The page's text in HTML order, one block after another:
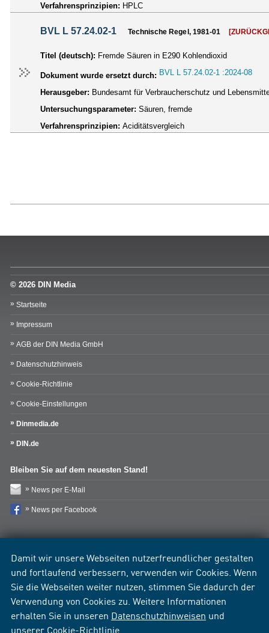
Damit wir unsere Webseiten nutzerfreundlicher gestalten
und fortlaufend verbessern, verwenden wir Cookies. Wenn
Sie die Webseiten weiter nutzen, stimmen Sie dadurch der
Verwendung von Cookies zu. Weitere Informationen
erhalten Sie in unseren Datenschutzhinweisen und
unserer Cookie-Richtlinie
Verfahrensprinzipien: HPLC
BVL L 57.24.02-1 Technische Regel, 1981-01
Titel (deutsch): Fremde Säuren in E290 Kohlendioxid
Dokument wurde ersetzt durch: BVL L 57.24.02-1 :2024-08
Herausgeber: Bundesamt für Verbraucherschutz und
Untersuchungsparameter: Säuren, fremde
Verfahrensprinzipien: Aciditätsvergleich
© 2026 DIN Media
Startseite
Impressum
AGB der DIN Media GmbH
Datenschutzhinweis
Cookie-Richtlinie
Cookie-Einstellungen
Dinmedia.de
DIN.de
Bleiben Sie auf dem neuesten Stand!
News per E-Mail
News per Facebook